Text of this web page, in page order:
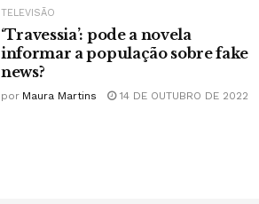
TELEVISÃO
‘Travessia’: pode a novela
informar a população sobre fake
news?
por Maura Martins 14 DE OUTUBRO DE 2022